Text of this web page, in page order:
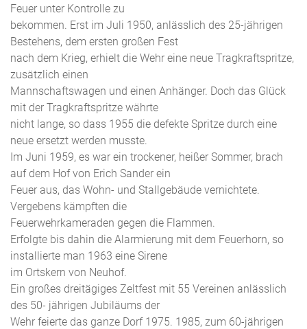
Feuer unter Kontrolle zu
bekommen. Erst im Juli 1950, anlässlich des 25-jährigen
Bestehens, dem ersten großen Fest
nach dem Krieg, erhielt die Wehr eine neue Tragkraftspritze,
zusätzlich einen
Mannschaftswagen und einen Anhänger. Doch das Glück
mit der Tragkraftspritze währte
nicht lange, so dass 1955 die defekte Spritze durch eine
neue ersetzt werden musste.
Im Juni 1959, es war ein trockener, heißer Sommer, brach
auf dem Hof von Erich Sander ein
Feuer aus, das Wohn- und Stallgebäude vernichtete.
Vergebens kämpften die
Feuerwehrkameraden gegen die Flammen.
Erfolgte bis dahin die Alarmierung mit dem Feuerhorn, so
installierte man 1963 eine Sirene
im Ortskern von Neuhof.
Ein großes dreitägiges Zeltfest mit 55 Vereinen anlässlich
des 50- jährigen Jubiläums der
Wehr feierte das ganze Dorf 1975. 1985, zum 60-jährigen